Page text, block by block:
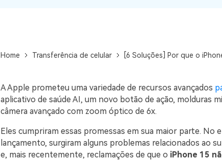
Home Transferência de celular [6 Soluções] Por que o
A Apple prometeu uma variedade de recursos avançados
aplicativo de saúde AI, um novo botão de ação, molduras
câmera avançado com zoom óptico de 6x.
Eles cumpriram essas promessas em sua maior parte. No
lançamento, surgiram alguns problemas relacionados ao
e, mais recentemente, reclamações de que o iPhone 15